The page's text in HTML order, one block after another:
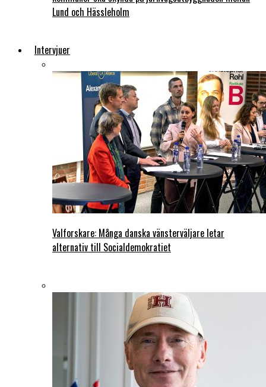
Lund och Hässleholm
Intervjuer
Valforskare: Många danska vänsterväljare letar
alternativ till Socialdemokratiet